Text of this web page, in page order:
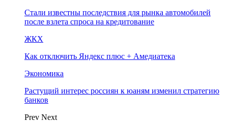
Стали известны последствия для рынка автомобилей
после взлета спроса на кредитование
ЖКХ
Как отключить Яндекс плюс + Амедиатека
Экономика
Растущий интерес россиян к юаням изменил стратегию
банков
Prev Next